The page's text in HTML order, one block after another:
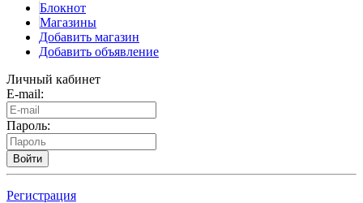
Блокнот
Магазины
Добавить магазин
Добавить объявление
Личный кабинет
E-mail:
Пароль:
Войти
Регистрация